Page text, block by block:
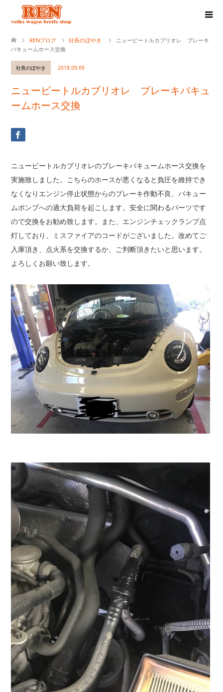
RENブログ 社長のぼやき
ニュービートルカブリオレ ブレーキ
バキュームホース交換
社長のぼやき 2018.09.09
ニュービートルカブリオレ ブレーキバキュ
ームホース交換
ニュービートルカブリオレのブレーキバキュームホース交換を
実施致しました。こちらのホースが悪くなると負圧を維持でき
なくなりエンジン停止状態からのブレーキ作動不良、バキュー
ムポンプへの過大負荷を起こします。安全に関わるパーツです
ので交換をお勧め致します。また、エンジンチェックランプ点
灯しており、ミスファイアのコードがございました。改めてご
入庫頂き、点火系を交換するか、ご判断頂きたいと思います。
よろしくお願い致します。